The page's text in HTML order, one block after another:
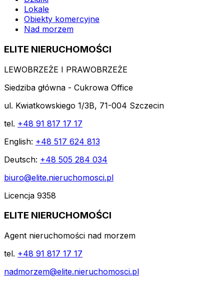
Lokale
Obiekty komercyjne
Nad morzem
ELITE NIERUCHOMOŚCI
LEWOBRZEŻE I PRAWOBRZEŻE
Siedziba główna - Cukrowa Office
ul. Kwiatkowskiego 1/3B, 71-004 Szczecin
tel. +48 91 817 17 17
English: +48 517 624 813
Deutsch: +48 505 284 034
biuro@elite.nieruchomosci.pl
Licencja 9358
ELITE NIERUCHOMOŚCI
Agent nieruchomości nad morzem
tel. +48 91 817 17 17
nadmorzem@elite.nieruchomosci.pl